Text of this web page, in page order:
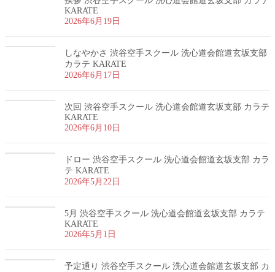
KARATE
2026年6月19日
しなやかさ 渋谷空手スクール 洗心道会館道玄坂支部
カラテ KARATE
2026年6月17日
次回 渋谷空手スクール 洗心道会館道玄坂支部 カラテ
KARATE
2026年6月10日
ドロー 渋谷空手スクール 洗心道会館道玄坂支部 カラ
テ KARATE
2026年5月22日
5月 渋谷空手スクール 洗心道会館道玄坂支部 カラテ
KARATE
2026年5月1日
予定通り 渋谷空手スクール 洗心道会館道玄坂支部 カ